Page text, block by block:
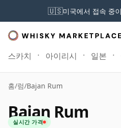
🇺🇸미국에서 접속 중
스카치 아이리시 일본
홈/럼/Bajan Rum
Bajan Rum
실시간 가격